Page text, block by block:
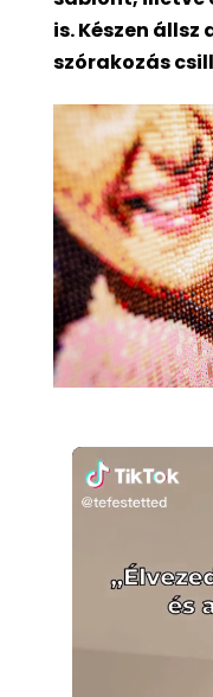
is. Készen állsz
szórakozás